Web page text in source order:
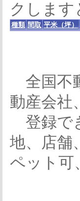
クします
種類 間取 平米（坪）
全国不
動産会社
登録で
地、店舗
ペット可